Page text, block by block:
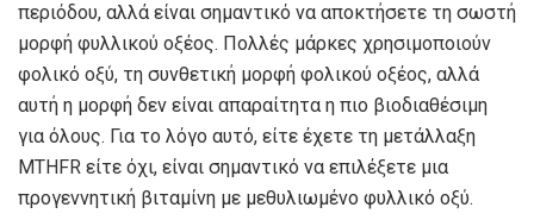
περιόδου, αλλά είναι σημαντικό να αποκτήσετε τη σωστή
μορφή φυλλικού οξέος. Πολλές μάρκες χρησιμοποιούν
φολικό οξύ, τη συνθετική μορφή φολικού οξέος, αλλά
αυτή η μορφή δεν είναι απαραίτητα η πιο βιοδιαθέσιμη
για όλους. Για το λόγο αυτό, είτε έχετε τη μετάλλαξη
MTHFR είτε όχι, είναι σημαντικό να επιλέξετε μια
προγεννητική βιταμίνη με μεθυλιωμένο φυλλικό οξύ.